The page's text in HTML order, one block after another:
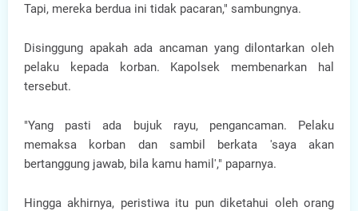
Tapi, mereka berdua ini tidak pacaran," sambungnya.
Disinggung apakah ada ancaman yang dilontarkan oleh
pelaku kepada korban. Kapolsek membenarkan hal
tersebut.
"Yang pasti ada bujuk rayu, pengancaman. Pelaku
memaksa korban dan sambil berkata 'saya akan
bertanggung jawab, bila kamu hamil'," paparnya.
Hingga akhirnya, peristiwa itu pun diketahui oleh orang